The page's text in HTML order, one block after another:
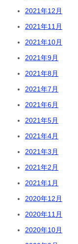
2021年12月
2021年11月
2021年10月
2021年9月
2021年8月
2021年7月
2021年6月
2021年5月
2021年4月
2021年3月
2021年2月
2021年1月
2020年12月
2020年11月
2020年10月